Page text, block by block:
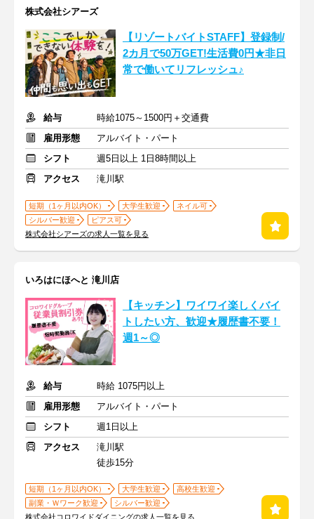
株式会社シアーズ
【リゾートバイトSTAFF】登録制/
2カ月で50万GET!生活費0円★非日
常で働いてリフレッシュ♪
給与
時給1075～1500円＋交通費
雇用形態
アルバイト・パート
シフト
週5日以上 1日8時間以上
アクセス
滝川駅
短期（1ヶ月以内OK） 大学生歓迎
ネイル可
シルバー歓迎
ピアス可
株式会社シアーズの求人一覧を見る
いろはにほへと 滝川店
【キッチン】ワイワイ楽しくバイ
トしたい方、歓迎★履歴書不要！
週1～◎
給与
時給 1075円以上
雇用形態
アルバイト・パート
シフト
週1日以上
アクセス
滝川駅
徒歩15分
短期（1ヶ月以内OK） 大学生歓迎
高校生歓迎
副業・Ｗワーク歓迎
シルバー歓迎
株式会社コロワイドダイニングの求人一覧を見る